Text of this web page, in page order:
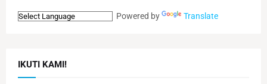
Powered by Translate
IKUTI KAMI!